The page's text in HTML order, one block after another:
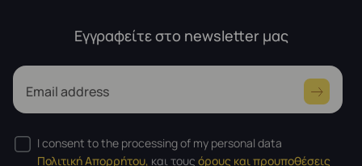
Εγγραφείτε στο newsletter μας
Email address
I consent to the processing of my personal data
Πολιτική Απορρήτου, και τους όρους και προυποθέσεις